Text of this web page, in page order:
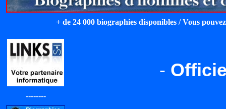
+ de 24 000 biographies disponibles / Vous
--------
-